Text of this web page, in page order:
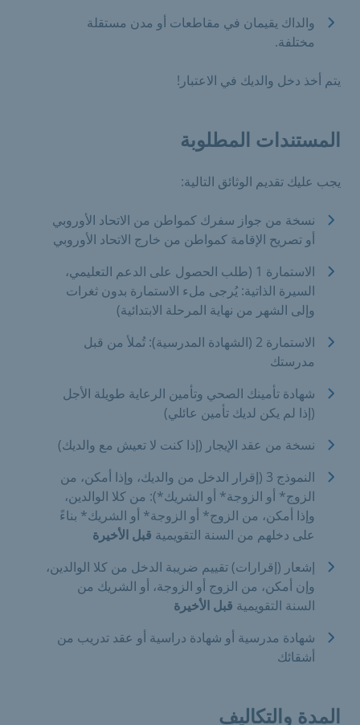
والداك يقيمان في مقاطعات أو مدن مستقلة
مختلفة.
يتم أخذ دخل والديك في الاعتبار!
المستندات المطلوبة
يجب عليك تقديم الوثائق التالية:
نسخة من جواز سفرك كمواطن من الاتحاد الأوروبي
أو تصريح الإقامة كمواطن من خارج الاتحاد الأوروبي
الاستمارة 1 (طلب الحصول على الدعم التعليمي،
السيرة الذاتية: يُرجى ملء الاستمارة بدون ثغرات
وإلى الشهر من نهاية المرحلة الابتدائية)
الاستمارة 2 (الشهادة المدرسية): تُملأ من قبل
مدرستك
شهادة تأمينك الصحي وتأمين الرعاية طويلة الأجل
(إذا لم يكن لديك تأمين عائلي)
نسخة من عقد الإيجار (إذا كنت لا تعيش مع والديك)
النموذج 3 (إقرار الدخل من والديك، وإذا أمكن، من
الزوج* أو الزوجة* أو الشريك*): من كلا الوالدين،
وإذا أمكن، من الزوج* أو الزوجة* أو الشريك* بناءً
على دخلهم من السنة التقويمية قبل الأخيرة
إشعار (إقرارات) تقييم ضريبة الدخل من كلا الوالدين،
وإن أمكن، من الزوج أو الزوجة، أو الشريك من
السنة التقويمية قبل الأخيرة
شهادة مدرسية أو شهادة دراسية أو عقد تدريب من
أشقائك
المدة والتكاليف